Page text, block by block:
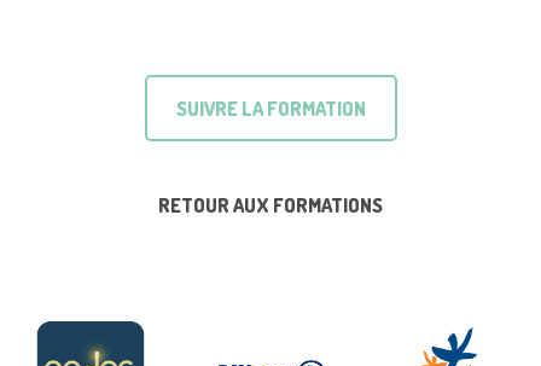
SUIVRE LA FORMATION
RETOUR AUX FORMATIONS